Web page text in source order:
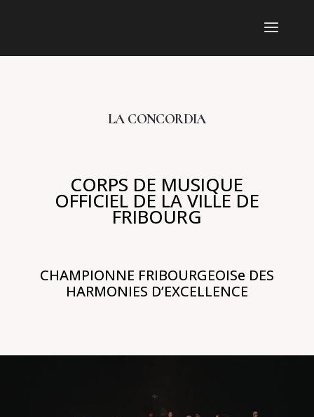
LA CONCORDIA
CORPS DE MUSIQUE
OFFICIEL DE LA VILLE DE
FRIBOURG
CHAMPIONNE FRIBOURGEOISe DES
HARMONIES D’EXCELLENCE